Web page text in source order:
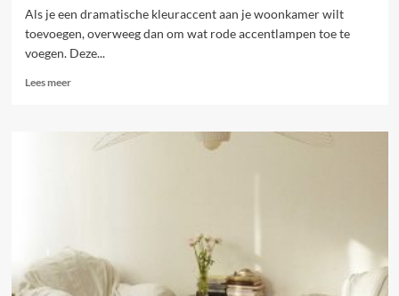
Als je een dramatische kleuraccent aan je woonkamer wilt
toevoegen, overweeg dan om wat rode accentlampen toe te
voegen. Deze...
Lees meerLees
Rode